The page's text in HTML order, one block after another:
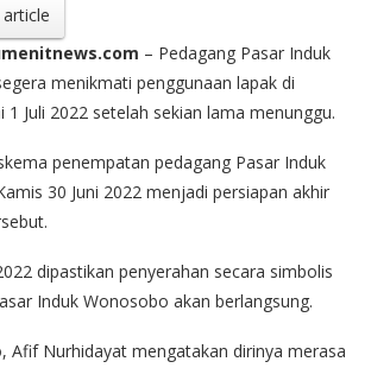
– Pedagang Pasar Induk
menikmati penggunaan lapak di
1 Juli 2022 setelah sekian lama menunggu.
penempatan pedagang Pasar Induk
30 Juni 2022 menjadi persiapan akhir
dipastikan penyerahan secara simbolis
Induk Wonosobo akan berlangsung.
Afif Nurhidayat mengatakan dirinya merasa